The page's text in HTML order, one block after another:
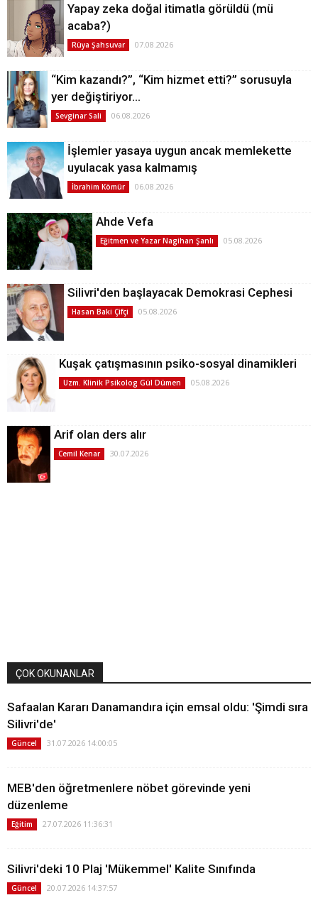
Yapay zeka doğal itimatla görüldü (mü
acaba?)
Rüya Şahsuvar 07.08.2026
“Kim kazandı?”, “Kim hizmet etti?” sorusuyla
yer değiştiriyor…
Sevginar Sali 06.08.2026
İşlemler yasaya uygun ancak memlekette
uyulacak yasa kalmamış
İbrahim Kömür 06.08.2026
Ahde Vefa
Eğitmen ve Yazar Nagihan Şanlı 05.08.2026
Silivri'den başlayacak Demokrasi Cephesi
Hasan Baki Çifçi 05.08.2026
Kuşak çatışmasının psiko-sosyal dinamikleri
Uzm. Klinik Psikolog Gül Dümen 05.08.2026
Arif olan ders alır
Cemil Kenar 30.07.2026
ÇOK OKUNANLAR
Safaalan Kararı Danamandıra için emsal oldu: 'Şimdi sıra
Silivri'de'
Güncel 31.07.2026 14:00:05
MEB'den öğretmenlere nöbet görevinde yeni
düzenleme
Eğitim 27.07.2026 11:36:31
Silivri'deki 10 Plaj 'Mükemmel' Kalite Sınıfında
Güncel 20.07.2026 14:37:57